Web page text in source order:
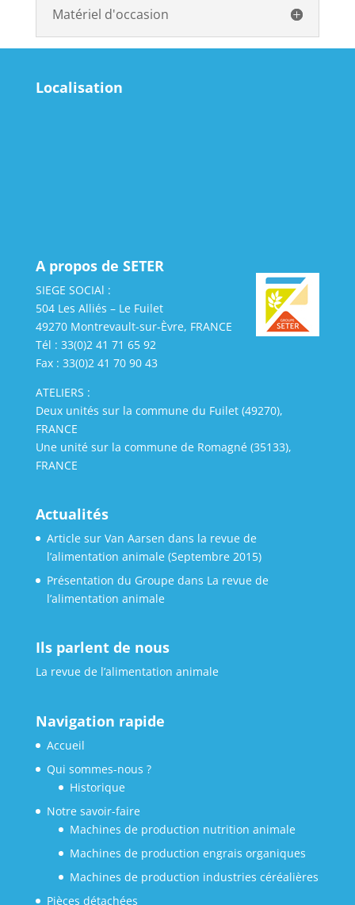
Matériel d'occasion
Localisation
A propos de SETER
SIEGE SOCIAl :
504 Les Alliés – Le Fuilet
49270 Montrevault-sur-Èvre, FRANCE
Tél : 33(0)2 41 71 65 92
Fax : 33(0)2 41 70 90 43
ATELIERS :
Deux unités sur la commune du Fuilet (49270),
FRANCE
Une unité sur la commune de Romagné (35133),
FRANCE
Actualités
Article sur Van Aarsen dans la revue de
l’alimentation animale (Septembre 2015)
Présentation du Groupe dans La revue de
l’alimentation animale
Ils parlent de nous
La revue de l’alimentation animale
Navigation rapide
Accueil
Qui sommes-nous ?
Historique
Notre savoir-faire
Machines de production nutrition animale
Machines de production engrais organiques
Machines de production industries céréalières
Pièces détachées